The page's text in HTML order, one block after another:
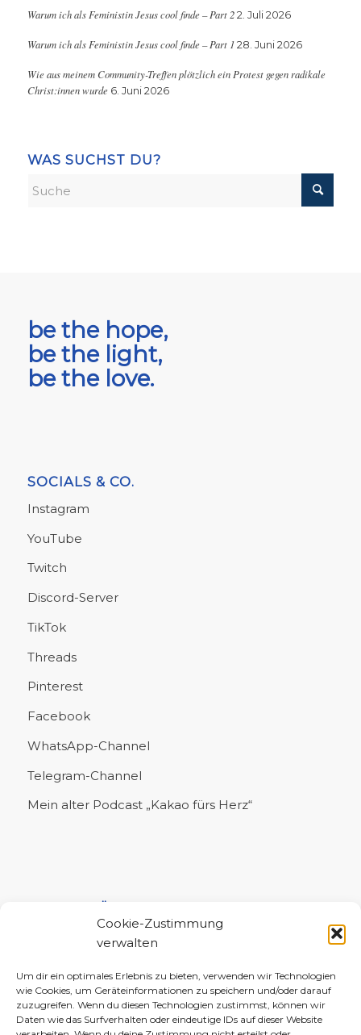
Cookie-Zustimmung
verwalten
Um dir ein optimales Erlebnis zu bieten, verwenden wir Technologien
wie Cookies, um Geräteinformationen zu speichern und/oder darauf
zuzugreifen. Wenn du diesen Technologien zustimmst, können wir
Daten wie das Surfverhalten oder eindeutige IDs auf dieser Website
Warum ich als Feministin Jesus cool finde – Part 2 2. Juli 2026
Warum ich als Feministin Jesus cool finde – Part 1 28. Juni 2026
Wie aus meinem Community-Treffen plötzlich ein Protest gegen radikale
Christ:innen wurde 6. Juni 2026
WAS SUCHST DU?
be the hope,
be the light,
be the love.
SOCIALS & CO.
Instagram
YouTube
Twitch
Discord-Server
TikTok
Threads
Pinterest
Facebook
WhatsApp-Channel
Telegram-Channel
Mein alter Podcast „Kakao fürs Herz“